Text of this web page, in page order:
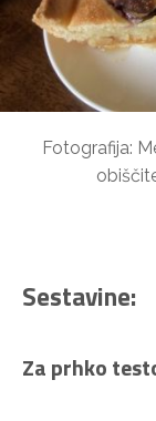
Fotografija:
Sestavine:
Za prhko